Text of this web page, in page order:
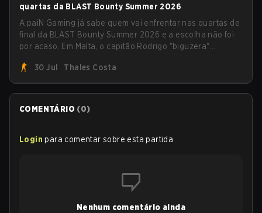
quartas da BLAST Bounty Summer 2026
A paiN Gaming já sabe quem vai enfrentar nas quartas de
final da BLAST Bounty Summer 2026 e a escolha não foi
por acaso. Em Malta, o capitão Rodrigo "biguzera"
e apontou a Astralis como rival brasileiro na próxima fase,
um confronto direto que já cheira a decisão.
30 Jul Thales Costa
COMENTÁRIO (0)
Login para comentar sobre esta partida
Nenhum comentário ainda